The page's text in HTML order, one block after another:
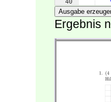
40
41
Ausgabe
Ergebnis